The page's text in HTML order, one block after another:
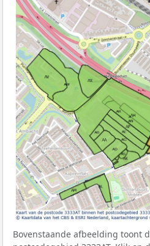
Bovenstaande afbeelding toont